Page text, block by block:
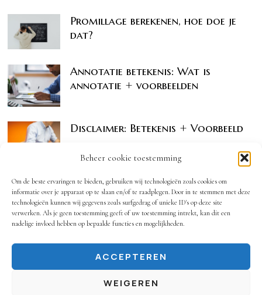
Beheer cookie toestemming
Om de beste ervaringen te bieden, gebruiken wij technologieën zoals cookies om
informatie over je apparaat op te slaan en/of te raadplegen. Door in te stemmen met deze
technologieën kunnen wij gegevens zoals surfgedrag of unieke ID's op deze site
verwerken. Als je geen toestemming geeft of uw toestemming intrekt, kan dit een
nadelige invloed hebben op bepaalde functies en mogelijkheden.
ACCEPTEREN
WEIGEREN
Promillage berekenen, hoe doe je
dat?
Annotatie betekenis: Wat is
annotatie + voorbeelden
Disclaimer: Betekenis + Voorbeeld
OOK INTERESSANT
Spellencatalogus
© 2024 - Annotatie.nl. Alle Rechten Voorbehouden.